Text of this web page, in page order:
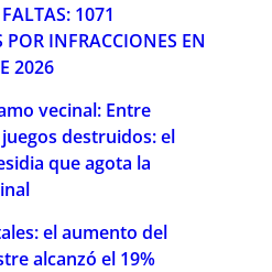
1071
POR INFRACCIONES EN
2026
vecinal: Entre
destruidos: el
que agota la
el aumento del
alcanzó el 19%